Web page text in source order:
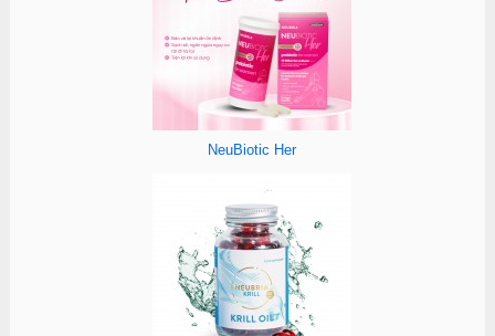
NeuBiotic Her